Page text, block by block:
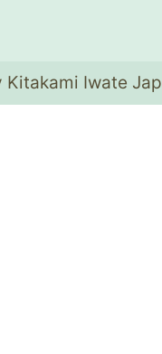
Iwate